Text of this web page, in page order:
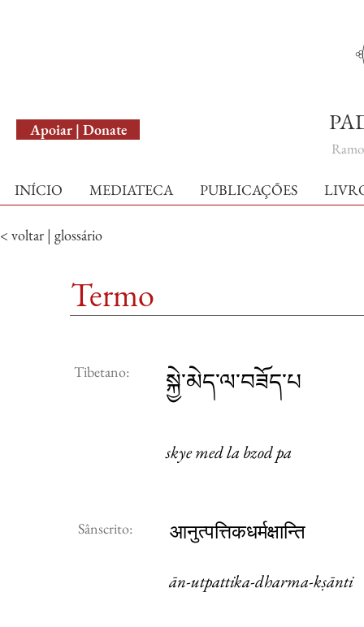
Apoiar | Donate
INÍCIO MEDIATECA PUBLICAÇÕES
< voltar | glossário
Termo
Tibetano: སྐྱེ་མེད་ལ་བཟོད་པ
skye med la bzod pa
Sânscrito: आनुत्पत्तिकधर्मक्षान्ति
ān-utpattika-dharma-kṣānti